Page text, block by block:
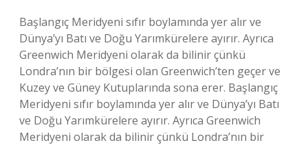
Başlangıç ​​Meridyeni sıfır boylamında yer alır ve
Dünya’yı Batı ve Doğu Yarımkürelere ayırır. Ayrıca
Greenwich Meridyeni olarak da bilinir çünkü
Londra’nın bir bölgesi olan Greenwich’ten geçer ve
Kuzey ve Güney Kutuplarında sona erer. Başlangıç ​​
Meridyeni sıfır boylamında yer alır ve Dünya’yı Batı
ve Doğu Yarımkürelere ayırır. Ayrıca Greenwich
Meridyeni olarak da bilinir çünkü Londra’nın bir